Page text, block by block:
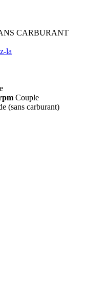
CARBURANT
la
Couple
(sans carburant)